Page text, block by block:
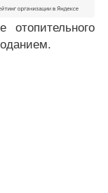
отопительного